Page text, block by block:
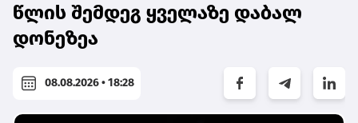
წლის შემდეგ ყველაზე დაბალ
დონეზეა
08.08.2026 • 18:28